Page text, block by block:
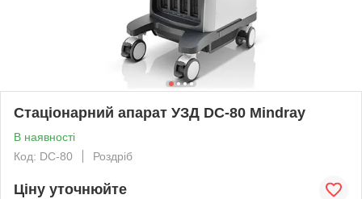
Стаціонарний апарат УЗД DC-80 Mindray
В наявності
Код: DC-80
Роздріб
Ціну уточнюйте